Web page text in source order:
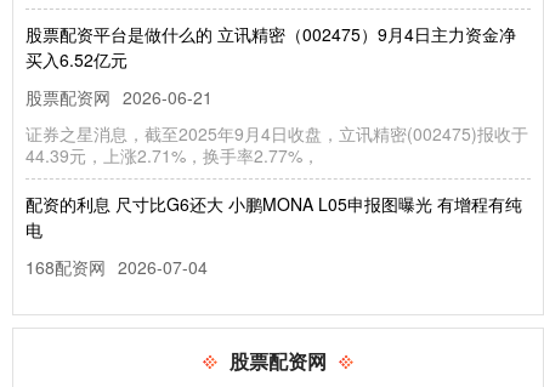
股票配资平台是做什么的 立讯精密（002475）9月4日主力资金净
买入6.52亿元
股票配资网 2026-06-21
证券之星消息，截至2025年9月4日收盘，立讯精密(002475)报收于
44.39元，上涨2.71%，换手率2.77%，
配资的利息 尺寸比G6还大 小鹏MONA L05申报图曝光 有增程有纯
电
168配资网 2026-07-04
L05申报图正式曝光，该车车身长度4850mm，轴距
杠杆炒股网站 美国将F和J类签证限制在四年，阻止所谓“永久学生”
股票配资网